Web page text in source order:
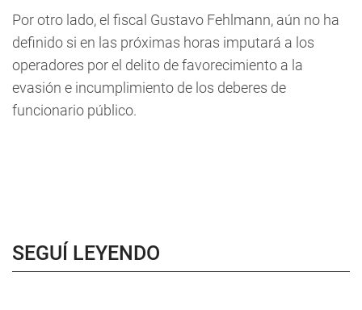
Por otro lado, el fiscal Gustavo Fehlmann, aún no ha
definido si en las próximas horas imputará a los
operadores por el delito de favorecimiento a la
evasión e incumplimiento de los deberes de
funcionario público.
SEGUÍ LEYENDO